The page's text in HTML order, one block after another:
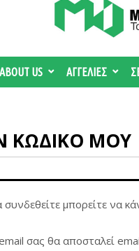
ABOUT US ΑΓΓΕΛΙΕΣ
ΚΩΔΙΚΟ ΜΟΥ
μπορείτε να
σας θα αποσταλεί